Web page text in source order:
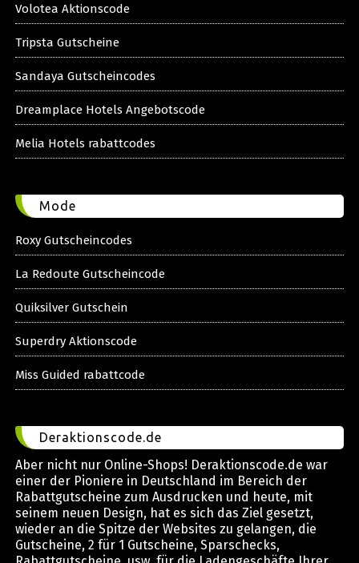
Volotea Aktionscode
Tripsta Gutscheine
Sandaya Gutscheincodes
Dreamplace Hotels Angebotscode
Melia Hotels rabattcodes
Mode
Roxy Gutscheincodes
La Redoute Gutscheincode
Quiksilver Gutschein
Superdry Aktionscode
Miss Guided rabattcode
Deraktionscode.de
Aber nicht nur Online-Shops! Deraktionscode.de war
einer der Pioniere in Deutschland im Bereich der
Rabattgutscheine zum Ausdrucken und heute, mit
seinem neuen Design, hat es sich das Ziel gesetzt,
wieder an die Spitze der Websites zu gelangen, die
Gutscheine, 2 für 1 Gutscheine, Sparschecks,